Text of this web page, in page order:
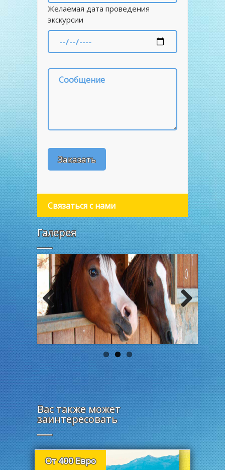
Желаемая дата проведения
экскурсии
Связаться с нами
Галерея
Previous Next
Вас также может
заинтересовать
От 400 Евро